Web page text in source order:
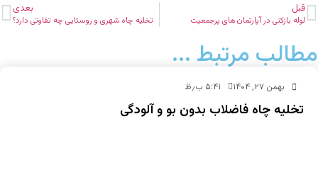
قبل
لوله بازکنی در آپارتمان‌ های پرجمعیت
بعدی
تخلیه چاه شهری و روستایی چه تفاوتی دارد؟
مطالب مرتبط ...
بهمن ۲۷, ۱۴۰۴ ۵:۴۱ ب٫ظ
تخلیه چاه فاضلاب بدون بو و آلودگی